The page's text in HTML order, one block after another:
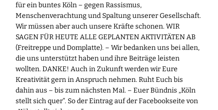
für ein buntes Köln – gegen Rassismus,
Menschenverachtung und Spaltung unserer Gesellschaft.
Wir müssen aber auch unsere Kräfte schonen. WIR
SAGEN FÜR HEUTE ALLE GEPLANTEN AKTIVITÄTEN AB
(Freitreppe und Domplatte). – Wir bedanken uns bei allen,
die uns unterstützt haben und ihre Beiträge leisten
wollten. DANKE! Auch in Zukunft werden wir Eure
Kreativität gern in Anspruch nehmen. Ruht Euch bis
dahin aus – bis zum nächsten Mal. – Euer Bündnis „Köln
stellt sich quer“. So der Eintrag auf der Facebookseite von